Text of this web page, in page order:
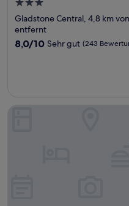
3.0-
Sterne-
Unterkunft
Gladstone Central, 4,8 km
entfernt
8.0
Bewertungen)
8,0/10 Sehr gut (243
Gladstone Capricorn